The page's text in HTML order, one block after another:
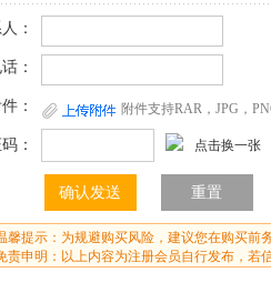
：
：
： 附件支持RAR，JPG，
： 点击换一张
提示：为规避购买风险，建议您在购买前
申明：以上内容为注册会员自行发布，若